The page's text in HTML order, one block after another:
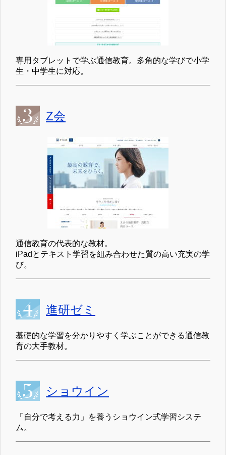
専用タブレットで学ぶ通信教育。多角的な学びで小学
生・中学生に対応。
Z会
通信教育の代表的な教材。
iPadとテキスト学習を組み合わせた質の高い充実の学
び。
進研ゼミ
基礎的な学習を分かりやすく学ぶことができる通信教
育の大手教材。
ショウイン
「自分で考える力」を養うショウイン式学習システ
ム。